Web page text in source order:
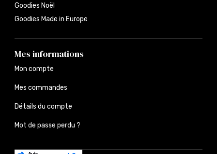
Goodies Noël
Goodies Made in Europe
Mes informations
Mon compte
Mes commandes
Détails du compte
Mot de passe perdu ?